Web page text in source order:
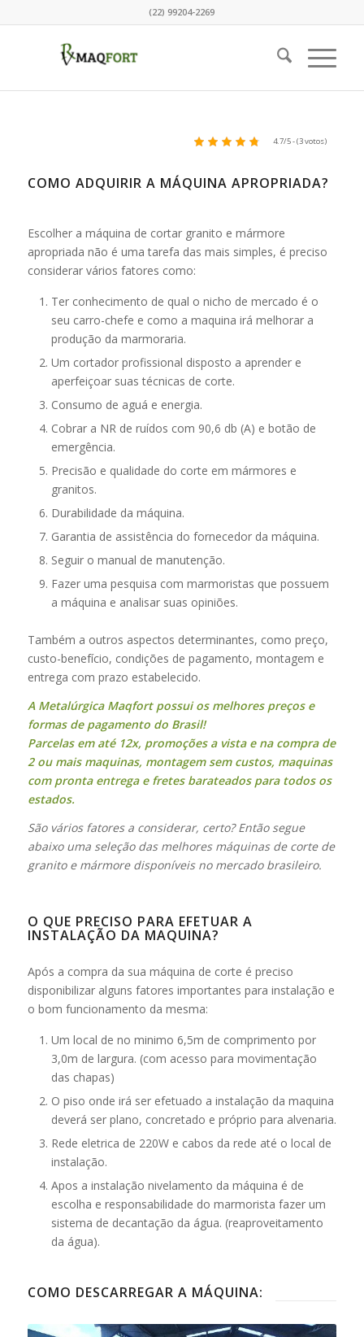
(22) 99204-2269
4.7/5 - (3 votos)
COMO ADQUIRIR A MÁQUINA APROPRIADA?
Escolher a máquina de cortar granito e mármore
apropriada não é uma tarefa das mais simples, é preciso
considerar vários fatores como:
Ter conhecimento de qual o nicho de mercado é o
seu carro-chefe e como a maquina irá melhorar a
produção da marmoraria.
Um cortador profissional disposto a aprender e
aperfeiçoar suas técnicas de corte.
Consumo de aguá e energia.
Cobrar a NR de ruídos com 90,6 db (A) e botão de
emergência.
Precisão e qualidade do corte em mármores e
granitos.
Durabilidade da máquina.
Garantia de assistência do fornecedor da máquina.
Seguir o manual de manutenção.
Fazer uma pesquisa com marmoristas que possuem
a máquina e analisar suas opiniões.
Também a outros aspectos determinantes, como preço,
custo-benefício, condições de pagamento, montagem e
entrega com prazo estabelecido.
A Metalúrgica Maqfort possui os melhores preços e
formas de pagamento do Brasil!
Parcelas em até 12x, promoções a vista e na compra de
2 ou mais maquinas, montagem sem custos, maquinas
com pronta entrega e fretes barateados para todos os
estados.
São vários fatores a considerar, certo? Então segue
abaixo uma seleção das melhores máquinas de corte de
granito e mármore disponíveis no mercado brasileiro.
O QUE PRECISO PARA EFETUAR A
INSTALAÇÃO DA MAQUINA?
Após a compra da sua máquina de corte é preciso
disponibilizar alguns fatores importantes para instalação e
o bom funcionamento da mesma:
Um local de no minimo 6,5m de comprimento por
3,0m de largura. (com acesso para movimentação
das chapas)
O piso onde irá ser efetuado a instalação da maquina
deverá ser plano, concretado e próprio para alvenaria.
Rede eletrica de 220W e cabos da rede até o local de
instalação.
Apos a instalação nivelamento da máquina é de
escolha e responsabilidade do marmorista fazer um
sistema de decantação da água. (reaproveitamento
da água).
COMO DESCARREGAR A MÁQUINA: